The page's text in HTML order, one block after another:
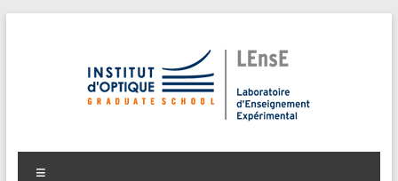
LEnsE
Laboratoire d'Enseignement Expérimental